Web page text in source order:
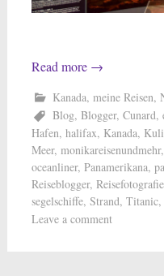
Read more →
Kanada, meine Reisen,
Blog, Blogger, Cunard,
Hafen, halifax, Kanada,
Meer, monikareisenundmehr,
oceanliner, Panamerikana,
Reiseblogger, Reisefotografie
segelschiffe, Strand, Titanic,
Leave a comment